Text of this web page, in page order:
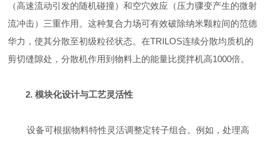
（高速流动引发的随机碰撞）和空穴效应 （压力骤变产生的微射
流冲击）三重作用。这种复合力场可有效破除纳米颗粒间的范德
华力，使其分散至初级粒径状态。在TRILOS连续分散均质机的
剪切缝隙处，分散机作用到物料上的能量比搅拌机高1000倍。
2. 模块化设计与工艺灵活性
设备可根据物料特性灵活调整定转子组合。例如，处理高